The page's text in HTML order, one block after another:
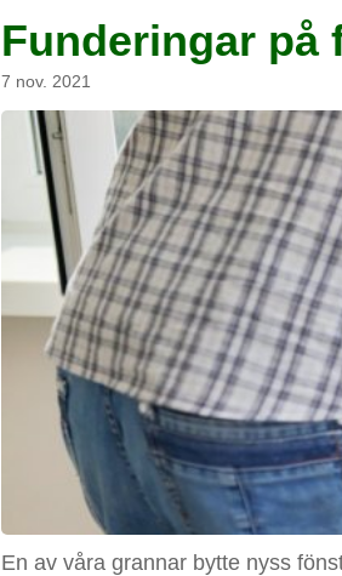
Funderingar på
7 nov. 2021
En av våra grannar bytte nyss